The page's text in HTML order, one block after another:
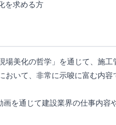
を求める方
場美化の哲学」を通じて、施
いて、非常に示唆に富む内
を通じて建設業界の仕事内